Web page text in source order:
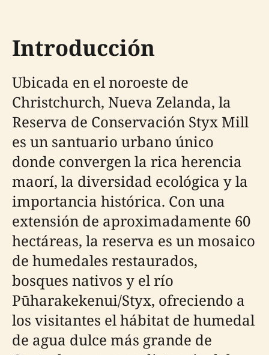
Introducción
Ubicada en el noroeste de
Christchurch, Nueva Zelanda, la
Reserva de Conservación Styx Mill
es un santuario urbano único
donde convergen la rica herencia
maorí, la diversidad ecológica y la
importancia histórica. Con una
extensión de aproximadamente 60
hectáreas, la reserva es un mosaico
de humedales restaurados,
bosques nativos y el río
Pūharakekenui/Styx, ofreciendo a
los visitantes el hábitat de humedal
de agua dulce más grande de